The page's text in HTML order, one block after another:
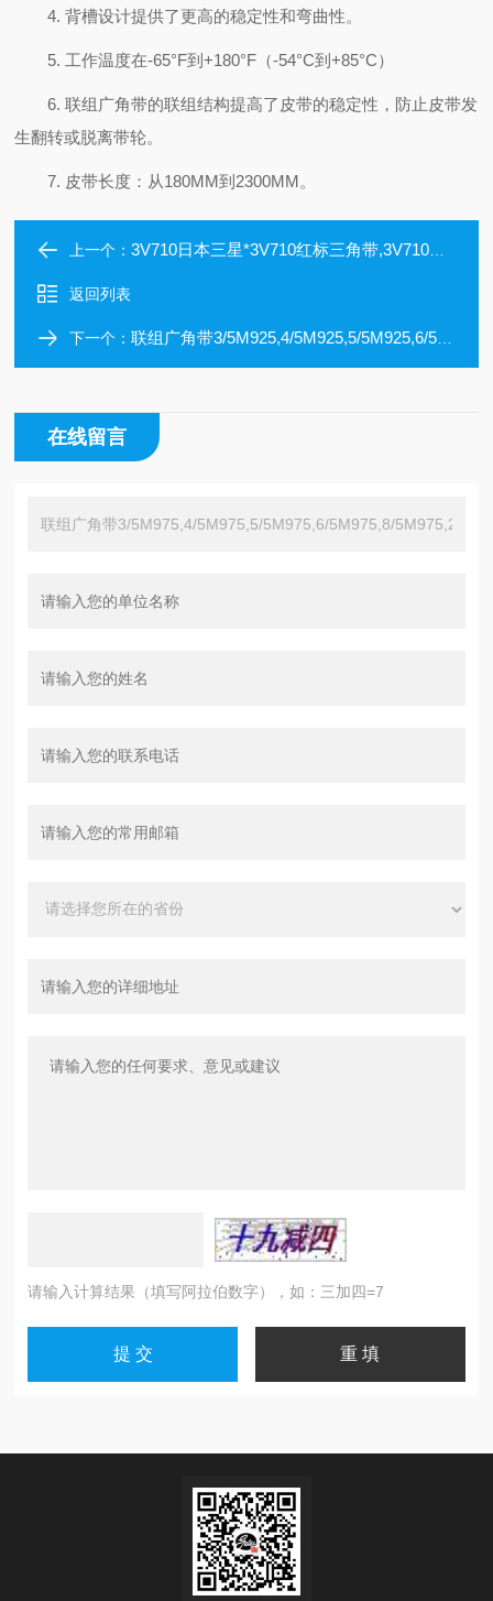
4. 背槽设计提供了更高的稳定性和弯曲性。
5. 工作温度在-65°F到+180°F（-54°C到+85°C）
6. 联组广角带的联组结构提高了皮带的稳定性，防止皮带发
生翻转或脱离带轮。
7. 皮带长度：从180MM到2300MM。
上一个：3V710日本三星*3V710红标三角带,3V710防静电楔形带
返回列表
下一个：联组广角带3/5M925,4/5M925,5/5M925,6/5M925,2/5M950,3/5M950
在线留言
请输入计算结果（填写阿拉伯数字），如：三加四=7